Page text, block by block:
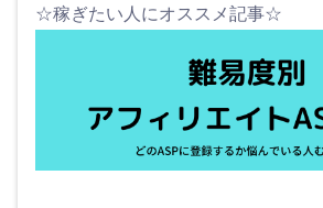
☆稼ぎたい人にオススメ記事☆